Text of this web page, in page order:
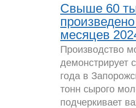
Свыше 60
месяцев
Производство
демонстрирует
года в
тонн сырого
подчеркивает